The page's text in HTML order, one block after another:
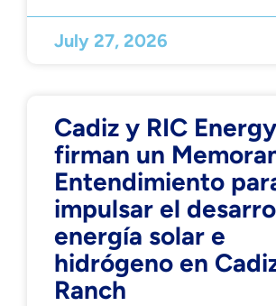
July 27, 2026
Cadiz y RIC Energy
firman un
Entendimiento
impulsar el
energía solar e
hidrógeno en
Ranch